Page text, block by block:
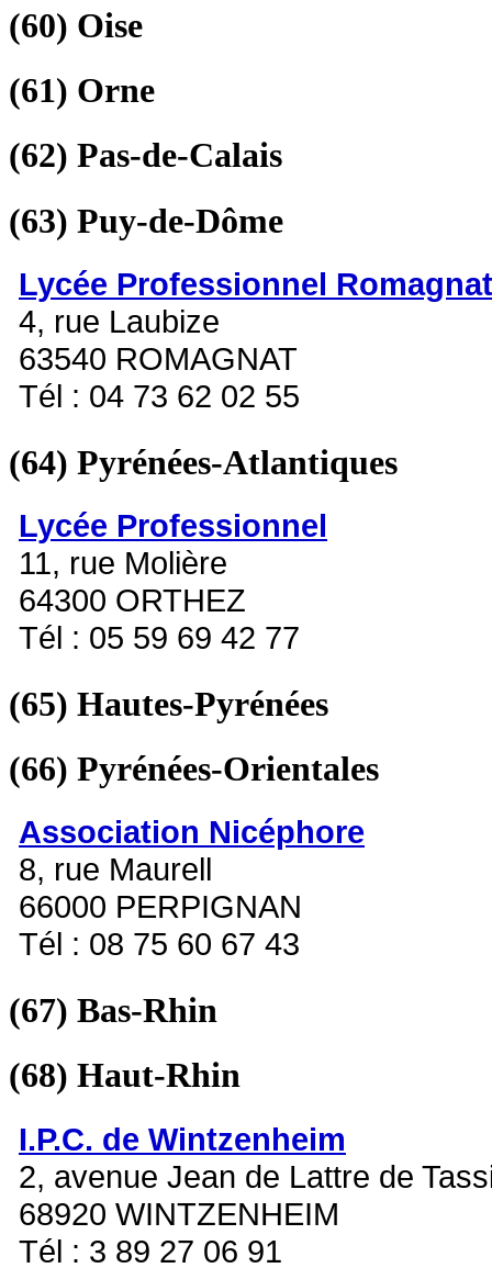
(60) Oise
(61) Orne
(62) Pas-de-Calais
(63) Puy-de-Dôme
Lycée Professionnel Romagnat
4, rue Laubize
63540 ROMAGNAT
Tél : 04 73 62 02 55
(64) Pyrénées-Atlantiques
Lycée Professionnel
11, rue Molière
64300 ORTHEZ
Tél : 05 59 69 42 77
(65) Hautes-Pyrénées
(66) Pyrénées-Orientales
Association Nicéphore
8, rue Maurell
66000 PERPIGNAN
Tél : 08 75 60 67 43
(67) Bas-Rhin
(68) Haut-Rhin
I.P.C. de Wintzenheim
2, avenue Jean de Lattre de
68920 WINTZENHEIM
Tél : 3 89 27 06 91